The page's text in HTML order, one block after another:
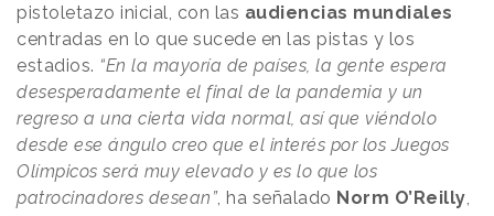
pistoletazo inicial, con las audiencias mundiales
centradas en lo que sucede en las pistas y los
estadios. “En la mayoría de países, la gente espera
desesperadamente el final de la pandemia y un
regreso a una cierta vida normal, así que viéndolo
desde ese ángulo creo que el interés por los Juegos
Olímpicos será muy elevado y es lo que los
patrocinadores desean”, ha señalado Norm O’Reilly,